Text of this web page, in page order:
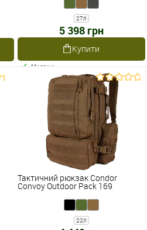
27л
5 398 грн
Купити
Наявне
Тактичний рюкзак Condor
Convoy Outdoor Pack 169
22л